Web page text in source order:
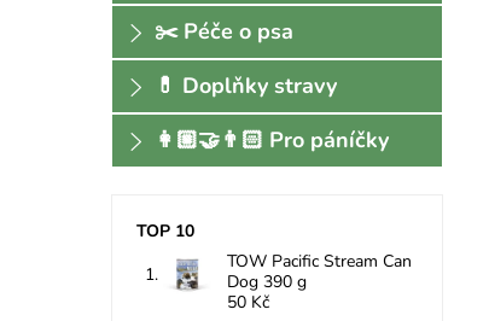
✂️ Péče o psa
💊 Doplňky stravy
👩🏼‍🤝‍👨🏻 Pro páníčky
TOP 10
TOW Pacific Stream Can
Dog 390 g
50 Kč